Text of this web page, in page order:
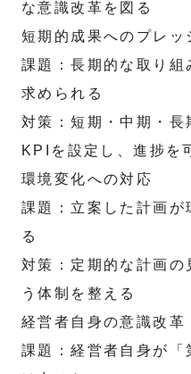
な意識改革を図る
短期的成果へのプレッ
課題：長期的な取り組
求められる
対策：短期・中期・長
KPIを設定し、進捗を
環境変化への対応
課題：立案した計画が
る
対策：定期的な計画
う体制を整える
経営者自身の意識改革
課題：経営者自身が「